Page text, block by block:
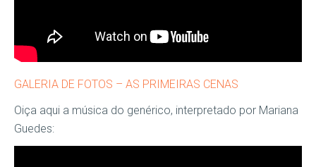
GALERIA DE FOTOS – AS PRIMEIRAS CENAS
Oiça aqui a música do genérico, interpretado por Mariana
Guedes: